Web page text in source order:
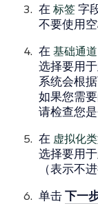
在 标签字
不要使用空
在 基础通道
选择要用
系统会根
如果您需
请检查您
在 虚拟化
选择要用
（表示不
单击下一